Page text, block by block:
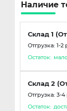
Наличие
Склад 1
Отгрузка: 1-2
Остаток:
Склад 2
Отгрузка: 3-
Остаток: